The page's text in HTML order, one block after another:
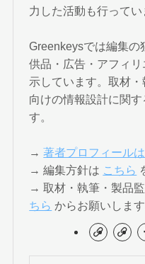
力した活動も行ってい
Greenkeysでは編集の
供品・広告・アフィ
示しています。取材
向けの情報設計に関
す。
→著者プロフィール
→ 編集方針は こちら
→ 取材・執筆・製品
ちら からお願いします